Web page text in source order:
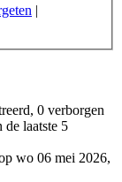
|
0 verborgen
de laatste 5
wo 06 mei 2026,